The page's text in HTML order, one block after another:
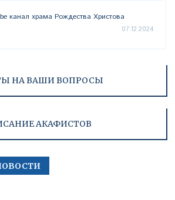
канал храма Рождества Христова
07.12.2024
НА ВАШИ ВОПРОСЫ
АКАФИСТОВ